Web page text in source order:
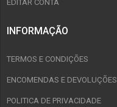
EDITAR CONTA
INFORMAÇÃO
TERMOS E CONDIÇÕES
ENCOMENDAS E DEVOLUÇÕES
POLITICA DE PRIVACIDADE